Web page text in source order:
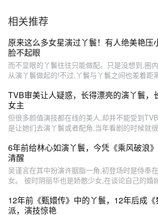
相关推荐
原来这么多女星演过丫鬟！有人绝美艳压
脸不起眼
而不显眼的丫鬟往往只能做配。只是没想到,圈
从演丫鬟做起的!不过,丫鬟与丫鬟之间也差着距
TVB审美让人疑惑，长得漂亮的演丫鬟，
女主
但很多颜值演技都在线的美人,却并不能受到
是让她们去演丫鬟或者配角,当年看剧的时候就
6年前给林心如演丫鬟，今凭《乘风破浪
清醒
吴谨言在其中扮演许胭脂一角,初登场时是侍奉
女。 彼时阴丽华也是娇憨少女,在谈论自己的婚
12年前《甄嬛传》中的丫鬟，12年后成
派，演技惊艳